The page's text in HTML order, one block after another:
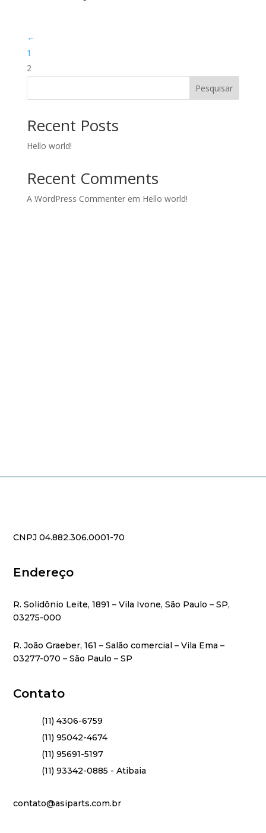
←
1
2
Pesquisar
Recent Posts
Hello world!
Recent Comments
A WordPress Commenterem Hello world!
CNPJ 04.882.306.0001-70
Endereço
R. Solidônio Leite, 1891 – Vila Ivone, São Paulo – SP,
03275-000
R. João Graeber, 161 – Salão comercial – Vila Ema –
03277-070 – São Paulo – SP
Contato
(11) 4306-6759
(11) 95042-4674
(11) 95691-5197
(11) 93342-0885 - Atibaia
contato@asiparts.com.br